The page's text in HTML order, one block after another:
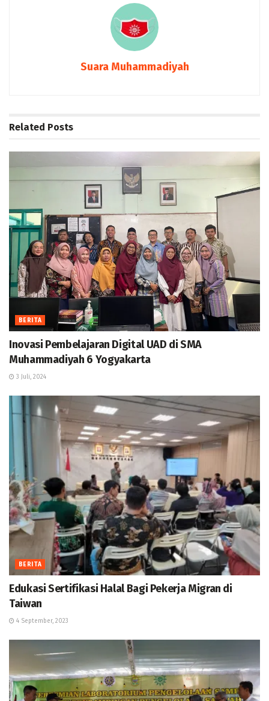
Suara Muhammadiyah
Related Posts
BERITA
Inovasi Pembelajaran Digital UAD di SMA
Muhammadiyah 6 Yogyakarta
3 Juli, 2024
BERITA
Edukasi Sertifikasi Halal Bagi Pekerja Migran di
Taiwan
4 September, 2023